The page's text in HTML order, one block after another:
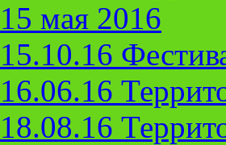
15 мая 2016
15.10.16
16.06.16
18.08.16